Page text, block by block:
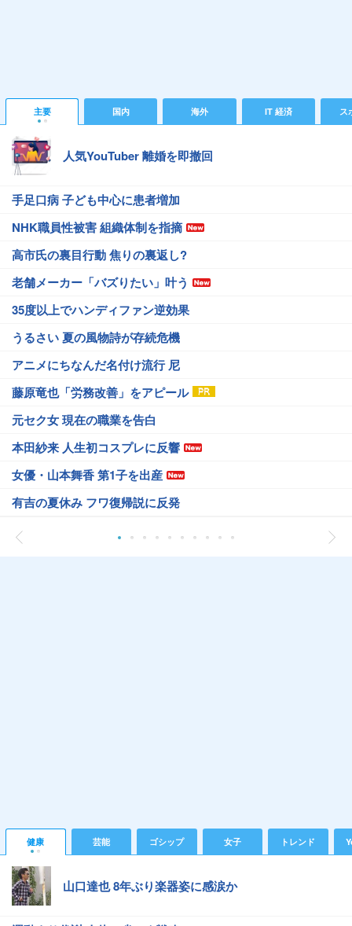
主要 国内 海外 IT 経済 ス
人気YouTuber 離婚を即撤回
手足口病 子ども中心に患者増加
NHK職員性被害 組織体制を指摘
高市氏の裏目行動 焦りの裏返し?
老舗メーカー「バズりたい」叶う
35度以上でハンディファン逆効果
うるさい 夏の風物詩が存続危機
アニメにちなんだ名付け流行 尼
藤原竜也「労務改善」をアピール
元セク女 現在の職業を告白
本田紗来 人生初コスプレに反響
女優・山本舞香 第1子を出産
有吉の夏休み フワ復帰説に反発
健康 芸能 ゴシップ 女子 トレンド
山口達也 8年ぶり楽器姿に感涙か